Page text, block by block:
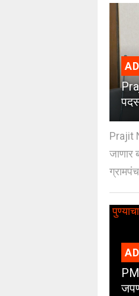
Prajit
जाणार